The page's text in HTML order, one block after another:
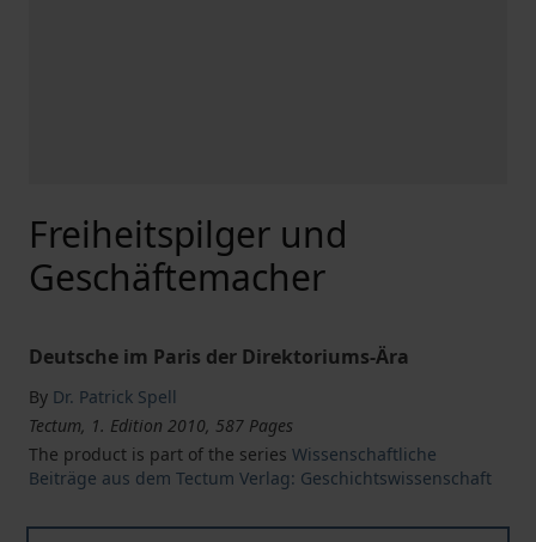
Freiheitspilger und
Geschäftemacher
Deutsche im Paris der Direktoriums-Ära
By Dr. Patrick Spell
Tectum, 1. Edition 2010, 587 Pages
The product is part of the series Wissenschaftliche
Beiträge aus dem Tectum Verlag: Geschichtswissenschaft